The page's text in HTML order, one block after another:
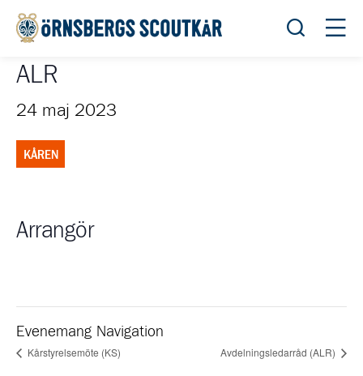
Öppna
ALR
24 maj 2023
KÅREN
Arrangör
Evenemang Navigation
Kårstyrelsemöte (KS) Avdelningsledarråd (ALR)